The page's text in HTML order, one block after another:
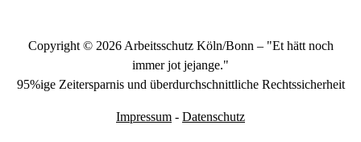
Copyright © 2026 Arbeitsschutz Köln/Bonn – "Et hätt noch
immer jot jejange."
95%ige Zeitersparnis und überdurchschnittliche Rechtssicherheit
Impressum - Datenschutz